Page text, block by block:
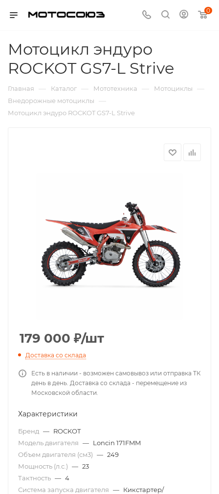
0
Мотоцикл эндуро
ROCKOT GS7-L Strive
Главная — Каталог — Мототехника — Мотоциклы —
Внедорожные мотоциклы —
Мотоцикл эндуро ROCKOT GS7-L Strive
179 000 ₽/шт
Доставка со склада
Есть в наличии - возможен самовывоз или отправка ТК
день в день. Доставка со склада - перемещение из
Московской области.
Характеристики
Бренд — ROCKOT
Модель двигателя — Loncin 171FMM
Объем двигателя (см3) — 249
Мощность (л.с.) — 23
Тактность — 4
Система запуска двигателя — Кикстартер/